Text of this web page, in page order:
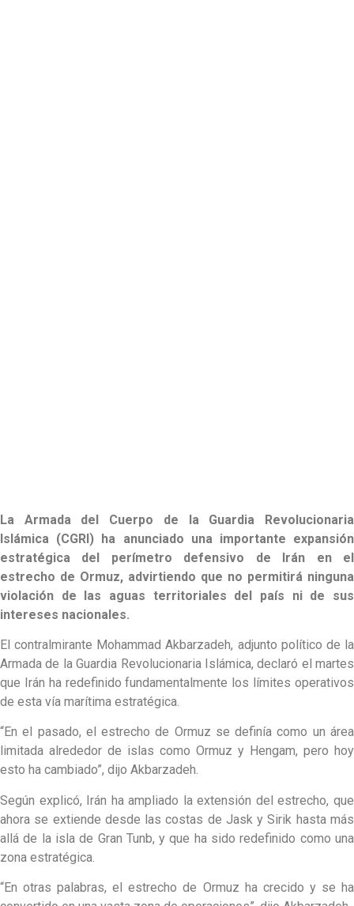
La Armada del Cuerpo de la Guardia Revolucionaria
Islámica (CGRI) ha anunciado una importante expansión
estratégica del perímetro defensivo de Irán en el
estrecho de Ormuz, advirtiendo que no permitirá ninguna
violación de las aguas territoriales del país ni de sus
intereses nacionales.
El contralmirante Mohammad Akbarzadeh, adjunto político de la
Armada de la Guardia Revolucionaria Islámica, declaró el martes
que Irán ha redefinido fundamentalmente los límites operativos
de esta vía marítima estratégica.
“En el pasado, el estrecho de Ormuz se definía como un área
limitada alrededor de islas como Ormuz y Hengam, pero hoy
esto ha cambiado”, dijo Akbarzadeh.
Según explicó, Irán ha ampliado la extensión del estrecho, que
ahora se extiende desde las costas de Jask y Sirik hasta más
allá de la isla de Gran Tunb, y que ha sido redefinido como una
zona estratégica.
“En otras palabras, el estrecho de Ormuz ha crecido y se ha